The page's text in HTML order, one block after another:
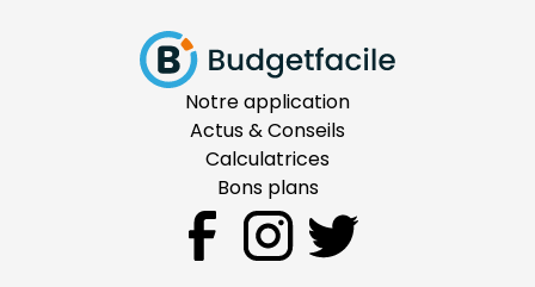
Notre application
Actus & Conseils
Calculatrices
Bons plans